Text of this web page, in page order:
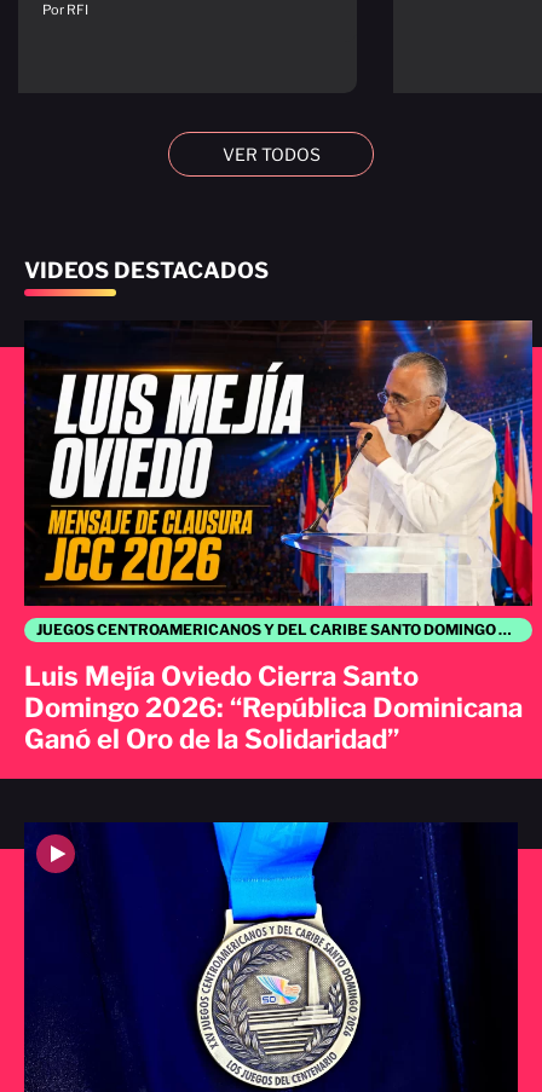
Por RFI
VER TODOS
VIDEOS DESTACADOS
JUEGOS CENTROAMERICANOS Y DEL CARIBE SANTO DOMINGO 2026
Luis Mejía Oviedo Cierra Santo
Domingo 2026: “República Dominicana
Ganó el Oro de la Solidaridad”